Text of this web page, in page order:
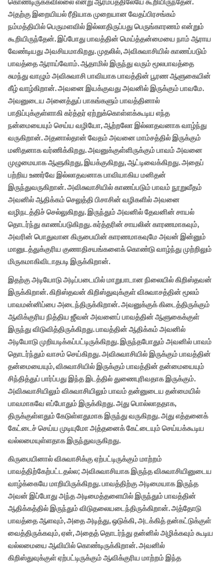
கொண்டிருக்கவில்லை என்று ஆரம்பத்திலேயே கூறியிருந்தேன்.
அதற்கு இறையியல் ரீதியாக முறையான வேதப்பிரசங்கம்
நம்மத்தியில் பெருமளவில் இல்லாதிருப்பது பெருங்காரணம் என்றும்
கூறியிருந்தேன். இப்போது பாவத்தின் மெய்த்தன்மையை நாம் ஆராய
வேண்டியது அவசியமாகிறது. முதலில், அவிசுவாசியில் காணப்படும்
பாவத்தை ஆராய்வோம். ஆதாமில் இருந்து வரும் மூலபாவத்தை
சுமந்து வாழும் அவிசுவாசி பாவியாக பாவத்தின் பூரண ஆளுகையின்
கீழ் வாழ்கிறான். அவனை இயக்குவது அவனில் இருக்கும் பாவமே.
அவனுடைய அனைத்துப் பாகங்களும் பாவத்தினால்
பாதிப்புக்குள்ளாகி கர்த்தர் ஏற்றுக்கொள்ளக்கூடிய எந்த
நன்மையையும் செய்ய வழியோ, ஆற்றலோ இல்லாதவனாக வாழ்ந்து
வருகிறான். அதனால்தான் வேதம் அவனை மாம்சத்தில் இருக்கும்
மனிதனாக வர்ணிக்கிறது. அவனுக்குள்ளிருக்கும் பாவம் அவனை
முழுமையாக ஆளுகிறது, இயக்குகிறது, ஆட்டிவைக்கிறது. அதைப்
பற்றிய உணர்வே இல்லாதவனாக பாவியாகிய மனிதன்
இருந்துவருகிறான். அவிசுவாசியில் காணப்படும் பாவம் நூறுவீதம்
அவனில் ஆதிக்கம் செலுத்தி பிசாசின் வழிகளில் அவனை
வழிநடத்திச் செல்லுகிறது. இருந்தும் அவனில் தேவனின் சாயல்
தொடர்ந்து காணப்படுகிறது. கர்த்தரின் சாயலின் காரணமாகவும்,
அவரின் பொதுவான கிருபையின் காரணமாகவுமே அவன் இன்னும்
மானுடத்துக்குரிய குணாதிசயங்களைக் கொண்டு வாழ்ந்து முற்றிலும்
மிருகமாகிவிடாதபடி இருக்கிறான்.
இதற்கு அடியோடு அடிப்படையில் மாறுபாடான நிலையில் கிறிஸ்தவன்
இருக்கிறான். கிறிஸ்தவன் கிறிஸ்துவுக்குள் விசுவாசத்தின் மூலம்
பாவமன்னிப்பை அடைந்திருக்கிறான். அவனுக்குக் கிடைத்திருக்கும்
ஆவிக்குரிய நித்திய ஜீவன் அவனைப் பாவத்தின் ஆளுகைக்குள்
இருந்து விடுவித்திருக்கிறது. பாவத்தின் ஆதிக்கம் அவனில்
அடியோடு முறியடிக்கப்பட்டிருக்கிறது. இருந்தபோதும் அவனில் பாவம்
தொடர்ந்தும் வாசம் செய்கிறது. அவிசுவாசியில் இருக்கும் பாவத்தின்
தன்மையையும், விசுவாசியில் இருக்கும் பாவத்தின் தன்மையையும்
சிந்தித்துப் பார்ப்பது இந்த இடத்தில் துணைபுரிவதாக இருக்கும்.
அவிசுவாசியிலும் விசுவாசியிலும் பாவம் தன்னுடைய தன்மையில்
பாவமாகவே எப்போதும் இருக்கிறது. அது பொல்லாததாக,
திருக்குள்ளதும் கேடுள்ளதுமாக இருந்து வருகிறது. அது எத்தனைக்
கேட்டைச் செய்ய முடியுமோ அத்தனைக் கேட்டையும் செய்யக்கூடிய
வல்லமையுள்ளதாக இருந்துவருகிறது.
கிருபையினால் விசுவாசிக்கு ஏற்பட்டிருக்கும் மாற்றம்
பாவத்திற்கேற்பட்டதல்ல; அவிசுவாசியாக இருந்த விசுவாசியினுடைய
வாழ்க்கையே மாறியிருக்கிறது. பாவத்திற்கு அடிமையாக இருந்த
அவன் இப்போது அந்த அடிமைத்தளையில் இருந்தும் பாவத்தின்
ஆதிக்கத்தில் இருந்தும் விடுதலையடைந்திருக்கிறான். அத்தோடு
பாவத்தை ஆளவும், அதை அடித்து, ஒடுக்கி, அடக்கித் தன்கட்டுக்குள்
வைத்திருக்கவும், ஏன், அதைத் தொடர்ந்து தன்னில் அழிக்கவும் கூடிய
வல்லமையை ஆவியில் கொண்டிருக்கிறான். அவனில்
கிறிஸ்துவுக்குள் ஏற்பட்டிருக்கும் ஆவிக்குரிய மாற்றம் இந்த